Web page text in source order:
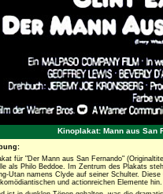
Kinoplakat: Mann aus San
für "Der Mann aus San Fernando"
als Philo Beddoe. Im Zentrum des Plakats
Utan namens Clyde auf seiner Schulter.
und actionreichen Elemente hin.